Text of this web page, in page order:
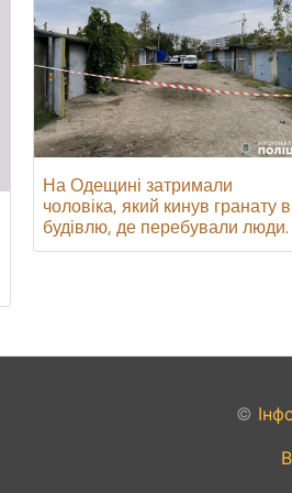
На Одещині затримали
чоловіка, який кинув гранату в
будівлю, де перебували люди.
©